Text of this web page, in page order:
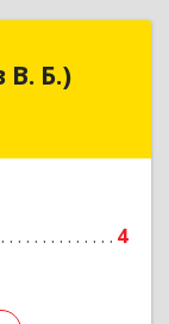
Б.)
4
В. Б.)
Ленина ул,